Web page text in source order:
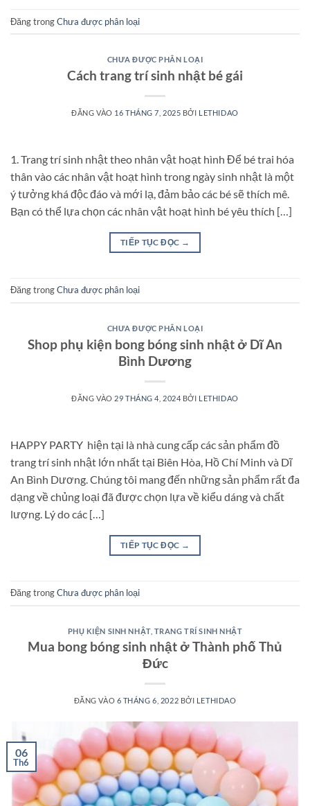
Đăng trongChưa được phân loại
CHƯA ĐƯỢC PHÂN LOẠI
Cách trang trí sinh nhật bé gái
ĐĂNG VÀO 16 THÁNG 7, 2025 BỞI LETHIDAO
1. Trang trí sinh nhật theo nhân vật hoạt hình Để bé trai hóa
thân vào các nhân vật hoạt hình trong ngày sinh nhật là một
ý tưởng khá độc đáo và mới lạ, đảm bảo các bé sẽ thích mê.
Bạn có thể lựa chọn các nhân vật hoạt hình bé yêu thích […]
TIẾP TỤC ĐỌC →
Đăng trongChưa được phân loại
CHƯA ĐƯỢC PHÂN LOẠI
Shop phụ kiện bong bóng sinh nhật ở Dĩ An
Bình Dương
ĐĂNG VÀO 29 THÁNG 4, 2024 BỞI LETHIDAO
HAPPY PARTY hiện tại là nhà cung cấp các sản phẩm đồ
trang trí sinh nhật lớn nhất tại Biên Hòa, Hồ Chí Minh và Dĩ
An Bình Dương. Chúng tôi mang đến những sản phẩm rất đa
dạng về chủng loại đã được chọn lựa về kiểu dáng và chất
lượng. Lý do các […]
TIẾP TỤC ĐỌC →
Đăng trongChưa được phân loại
PHỤ KIỆN SINH NHẬT, TRANG TRÍ SINH NHẬT
Mua bong bóng sinh nhật ở Thành phố Thủ
Đức
ĐĂNG VÀO 6 THÁNG 6, 2022 BỞI LETHIDAO
06
Th6